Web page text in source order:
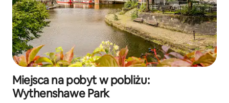
Miejsca na pobyt w pobliżu:
Wythenshawe Park